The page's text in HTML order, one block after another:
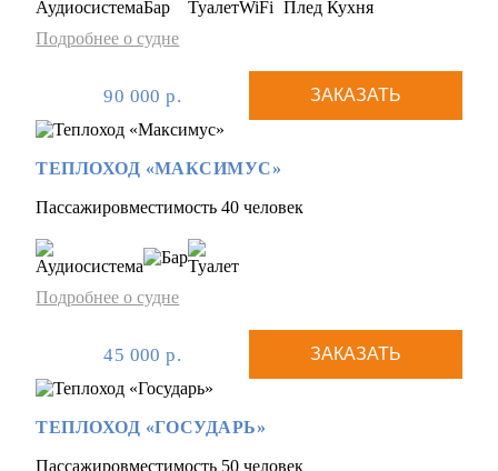
Подробнее о судне
90 000 р. ЗАКАЗАТЬ
ТЕПЛОХОД «МАКСИМУС»
Пассажировместимость 40 человек
Подробнее о судне
45 000 р. ЗАКАЗАТЬ
ТЕПЛОХОД «ГОСУДАРЬ»
Пассажировместимость 50 человек